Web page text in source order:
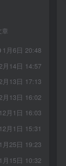
章
1月6日 20:48
月14日 14:57
月13日 17:13
月13日 16:02
12月1日 16:03
12月1日 15:31
月25日 19:23
月15日 10:32